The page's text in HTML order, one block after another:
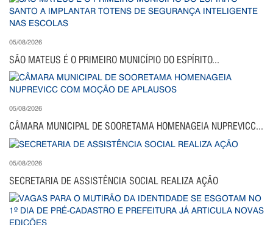
05/08/2026
SÃO MATEUS É O PRIMEIRO MUNICÍPIO DO ESPÍRITO...
05/08/2026
CÂMARA MUNICIPAL DE SOORETAMA HOMENAGEIA NUPREVICC...
05/08/2026
SECRETARIA DE ASSISTÊNCIA SOCIAL REALIZA AÇÃO